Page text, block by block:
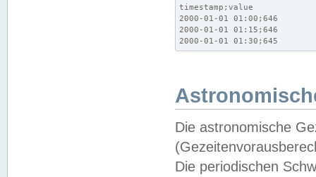
timestamp;value
2000-01-01 01:00;646
2000-01-01 01:15;646
2000-01-01 01:30;645
Die astronomische
Die periodischen